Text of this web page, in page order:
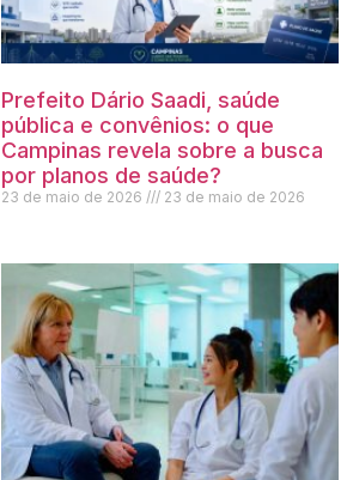
Prefeito Dário Saadi, saúde
pública e convênios: o que
Campinas revela sobre a busca
por planos de saúde?
23 de maio de 2026 23 de maio de 2026